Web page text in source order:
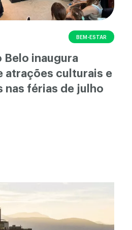
BEM-ESTAR
Belo inaugura
atrações culturais e
nas férias de julho